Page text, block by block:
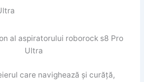
care navighează și curăță,